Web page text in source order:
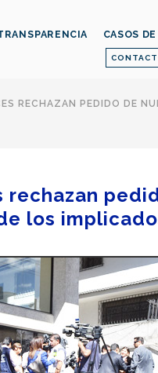
CASOS
RECHAZAN PEDIDO DE
rechazan
los